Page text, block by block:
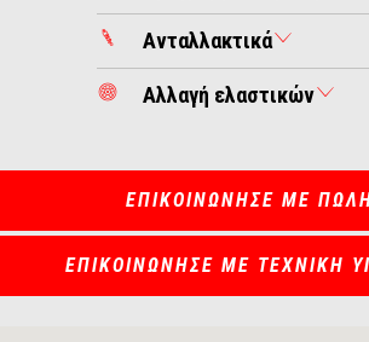
Ανταλλακτικά
Αλλαγή ελαστικών
ΕΠΙΚΟΙΝΩΝΗΣΕ ΜΕ
ΕΠΙΚΟΙΝΩΝΗΣΕ ΜΕ ΤΕΧΝΙΚΗ